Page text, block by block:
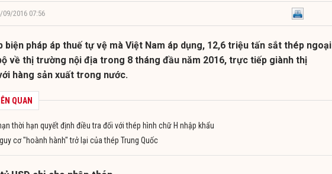
09/2016 07:56
biện pháp áp thuế tự vệ mà Việt Nam áp dụng, 12,6 triệu tấn sắt thép ngoại
về thị trường nội địa trong 8 tháng đầu năm 2016, trực tiếp giành thị
hàng sản xuất trong nước.
QUAN
thời hạn quyết định điều tra đối với thép hình chữ H nhập khẩu
cơ "hoành hành" trở lại của thép Trung Quốc